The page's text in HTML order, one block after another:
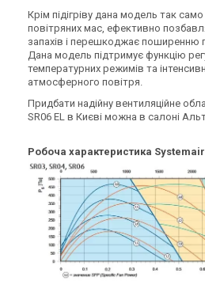
Швеція
Припливно-витяжна
установка Systemair Topvex
Ціна за запитом
Знятий з виробництва
Залишити відгук
Швеція
Припливно-витяжна
Крім підігріву дана модель так
повітряних мас, ефективно
запахів і перешкоджає поширенню
Дана модель підтримує функцію
температурних режимів та
атмосферного повітря.
Придбати надійну вентиляційне
SR06 EL в Києві можна в салоні
Робоча характеристика Systemair